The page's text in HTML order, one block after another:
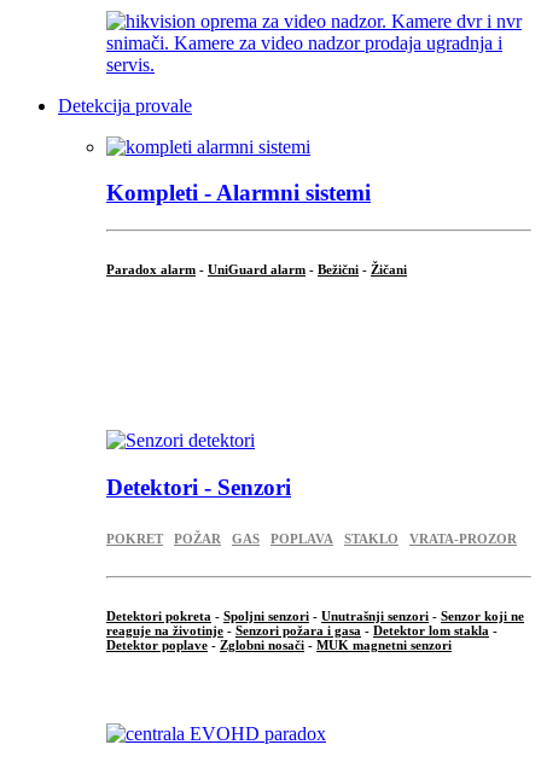
Detekcija provale
Kompleti - Alarmni sistemi
Paradox alarm - UniGuard alarm - Bežični - Žičani
Detektori - Senzori
POKRET POŽAR GAS POPLAVA STAKLO VRATA-PROZOR
Detektori pokreta - Spoljni senzori - Unutrašnji senzori - Senzor koji ne
reaguje na životinje - Senzori požara i gasa - Detektor lom stakla -
Detektor poplave - Zglobni nosači - MUK magnetni senzori